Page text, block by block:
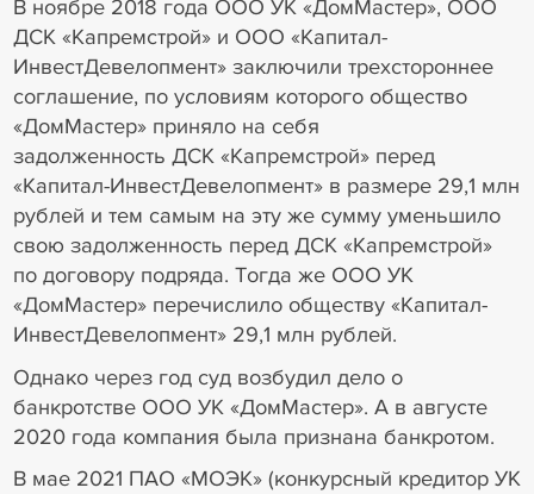
В ноябре 2018 года ООО УК «ДомМастер», ООО
ДСК «Капремстрой» и ООО «Капитал-
ИнвестДевелопмент» заключили трехстороннее
соглашение, по условиям которого общество
«ДомМастер» приняло на себя
задолженность ДСК «Капремстрой» перед
«Капитал-ИнвестДевелопмент» в размере 29,1 млн
рублей и тем самым на эту же сумму уменьшило
свою задолженность перед ДСК «Капремстрой»
по договору подряда. Тогда же ООО УК
«ДомМастер» перечислило обществу «Капитал-
ИнвестДевелопмент» 29,1 млн рублей.
Однако через год суд возбудил дело о
банкротстве ООО УК «ДомМастер». А в августе
2020 года компания была признана банкротом.
В мае 2021 ПАО «МОЭК» (конкурсный кредитор УК